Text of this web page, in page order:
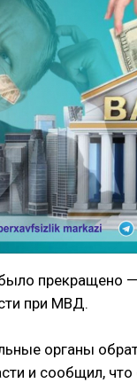
прекращено
при МВД.
органы
и сообщил,